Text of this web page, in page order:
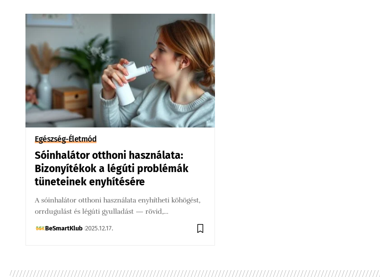
Egészség-Életmód
Sóinhalátor otthoni használata:
Bizonyítékok a légúti problémák
tüneteinek enyhítésére
A sóinhalátor otthoni használata enyhítheti köhögést,
orrdugulást és légúti gyulladást — rövid,…
BeSmartKlub 2025.12.17.